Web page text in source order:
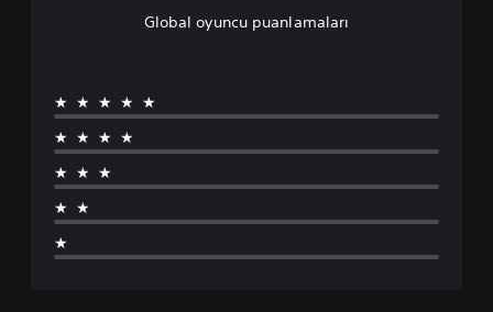
Global oyuncu puanlamaları
★★★★★
★★★★
★★★
★★
★